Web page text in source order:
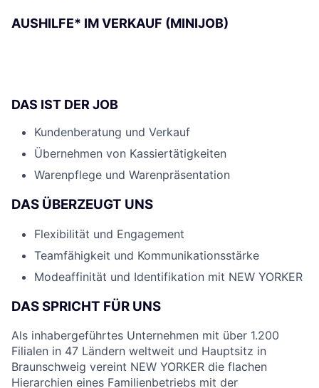
AUSHILFE* IM VERKAUF (MINIJOB)
DAS IST DER JOB
Kundenberatung und Verkauf
Übernehmen von Kassiertätigkeiten
Warenpflege und Warenpräsentation
DAS ÜBERZEUGT UNS
Flexibilität und Engagement
Teamfähigkeit und Kommunikationsstärke
Modeaffinität und Identifikation mit NEW YORKER
DAS SPRICHT FÜR UNS
Als inhabergeführtes Unternehmen mit über 1.200
Filialen in 47 Ländern weltweit und Hauptsitz in
Braunschweig vereint NEW YORKER die flachen
Hierarchien eines Familienbetriebs mit der